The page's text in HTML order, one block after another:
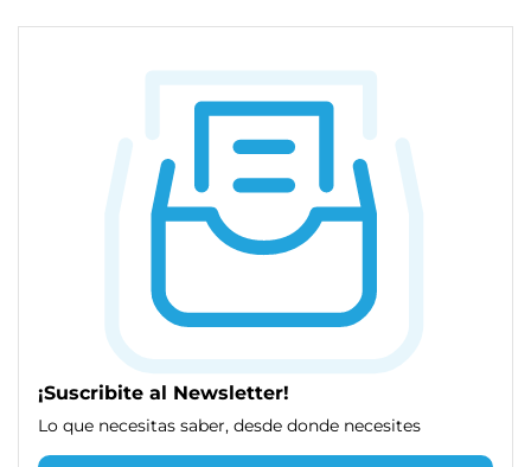
¡Suscribite al Newsletter!
Lo que necesitas saber, desde donde necesites